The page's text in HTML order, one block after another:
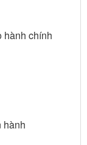
hành chính
hành